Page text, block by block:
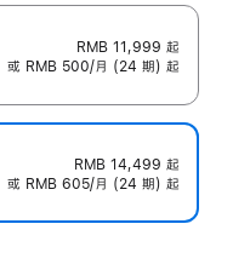
RMB 11,999 起
或 RMB 500/月 (24 期) 起
RMB 14,499 起
或 RMB 605/月 (24 期) 起